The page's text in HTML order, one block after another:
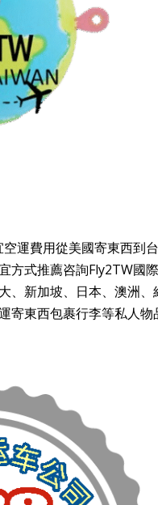
運費用從美國寄東西到台
方式推薦咨詢Fly2TW國際
、新加坡、日本、澳洲、
寄東西包裹行李等私人物